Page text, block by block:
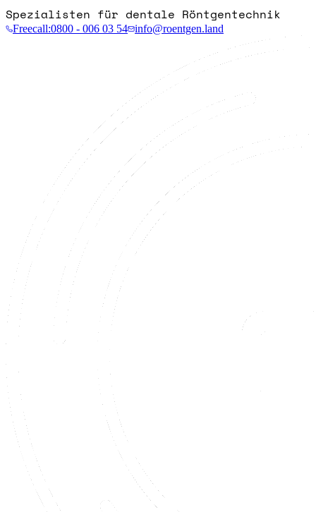
Spezialisten für dentale Röntgentechnik
Freecall:0800 - 006 03 54 info@roentgen.land